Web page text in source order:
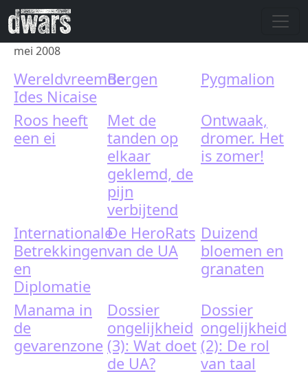
Skip to main content
mei 2008
Wereldvreemde
Ides Nicaise
Bergen Pygmalion
Roos heeft
een ei
Met de
tanden op
elkaar
geklemd, de
pijn
verbijtend
Ontwaak,
dromer. Het
is zomer!
Internationale
Betrekkingen
en
Diplomatie
De HeroRats
van de UA
Duizend
bloemen en
granaten
Manama in
de
gevarenzone
Dossier
ongelijkheid
(3): Wat doet
de UA?
Dossier
ongelijkheid
(2): De rol
van taal